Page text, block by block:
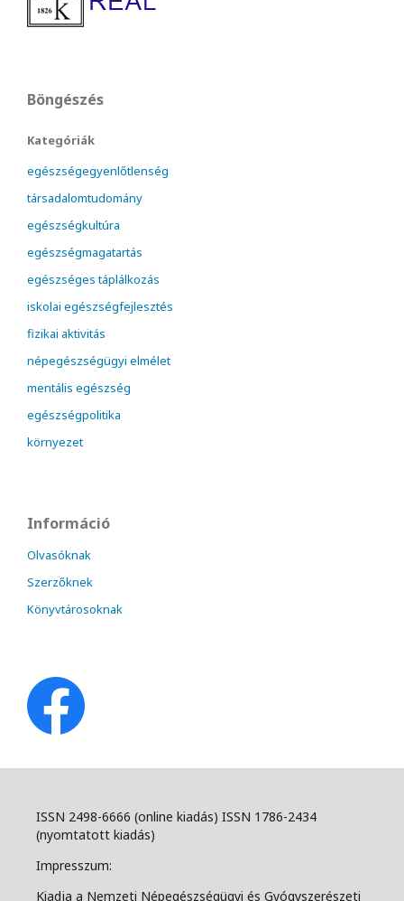
Böngészés
Kategóriák
egészségegyenlőtlenség
társadalomtudomány
egészségkultúra
egészségmagatartás
egészséges táplálkozás
iskolai egészségfejlesztés
fizikai aktivitás
népegészségügyi elmélet
mentális egészség
egészségpolitika
környezet
Információ
Olvasóknak
Szerzőknek
Könyvtárosoknak
ISSN 2498-6666 (online kiadás) ISSN 1786-2434
(nyomtatott kiadás)
Impresszum:
Kiadja a Nemzeti Népegészségügyi és Gyógyszerészeti